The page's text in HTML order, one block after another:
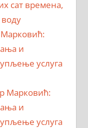
сат времена,
и
услуга
Марковић:
и
услуга